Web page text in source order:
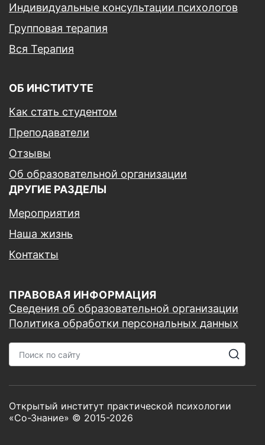
Индивидуальные консультации психологов
Групповая терапия
Вся Терапия
ОБ ИНСТИТУТЕ
Как стать студентом
Преподаватели
Отзывы
Об образовательной организации
ДРУГИЕ РАЗДЕЛЫ
Мероприятия
Наша жизнь
Контакты
ПРАВОВАЯ ИНФОРМАЦИЯ
Сведения об образовательной организации
Политика обработки персональных данных
Открытый институт практической психологии
«Со-Знание» © 2015-2026